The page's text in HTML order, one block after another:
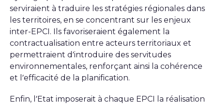
serviraient à traduire les stratégies régionales dans
les territoires, en se concentrant sur les enjeux
inter-EPCI. Ils favoriseraient également la
contractualisation entre acteurs territoriaux et
permettraient d’introduire des servitudes
environnementales, renforçant ainsi la cohérence
et l’efficacité de la planification.
Enfin, l’Etat imposerait à chaque EPCI la réalisation